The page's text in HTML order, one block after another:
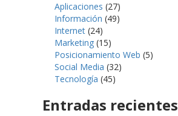
Aplicaciones (27)
Información (49)
Internet (24)
Marketing (15)
Posicionamiento Web (5)
Social Media (32)
Tecnología (45)
Entradas recientes